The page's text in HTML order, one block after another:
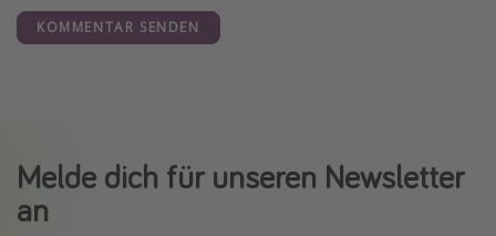
KOMMENTAR SENDEN
Melde dich für unseren Newsletter
an